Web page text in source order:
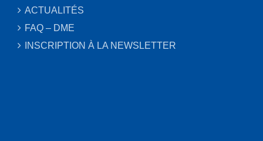
ACTUALITÉS
FAQ – DME
INSCRIPTION À LA NEWSLETTER